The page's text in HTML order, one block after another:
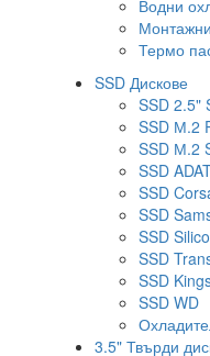
Водни
Термо
SSD Дискове
SSD 2.5"
SSD М.2
SSD М.2
SSD
SSD
SSD
SSD
SSD
SSD
SSD WD
3.5" Твърди